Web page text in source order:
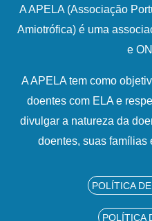
A APELA (Associação
Amiotrófica) é uma
e
A APELA tem como
doentes com ELA e
divulgar a natureza da
doentes, suas famílias
POLÍTICA
POLÍTICA